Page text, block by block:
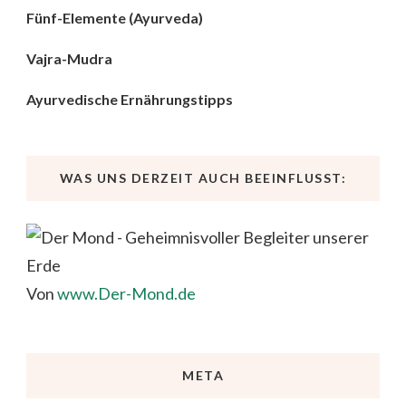
Fünf-Elemente (Ayurveda)
Vajra-Mudra
Ayurvedische Ernährungstipps
WAS UNS DERZEIT AUCH BEEINFLUSST:
Vonwww.Der-Mond.de
META